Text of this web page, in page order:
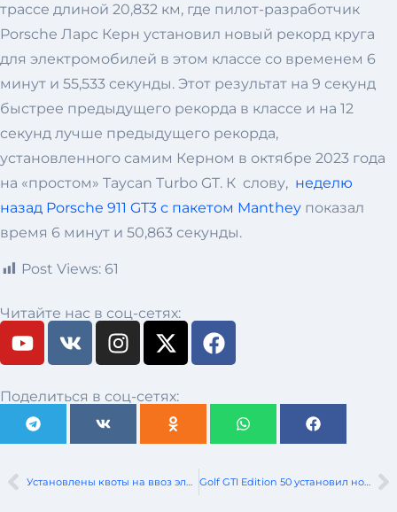
трассе длиной 20,832 км, где пилот-разработчик
Porsche Ларс Керн установил новый рекорд круга
для электромобилей в этом классе со временем 6
минут и 55,533 секунды. Этот результат на 9 секунд
быстрее предыдущего рекорда в классе и на 12
секунд лучше предыдущего рекорда,
установленного самим Керном в октябре 2023 года
на «простом» Taycan Turbo GT. К слову, неделю
назад Porsche 911 GT3 с пакетом Manthey показал
время 6 минут и 50,863 секунды.
Post Views: 61
Читайте нас в соц-сетях:
Поделиться в соц-сетях:
Golf GTI Edition 50 установил новый рекорд на Нюрбургринге, став самым быстрым серийным автомобилем с передним приводом